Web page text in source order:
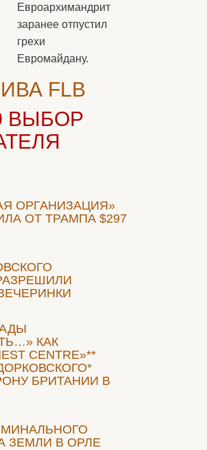
Евроархимандрит
заранее отпустил
грехи
Евромайдану.
FLB
ВЫБОР
ОРГАНИЗАЦИЯ»
ОТ ТРАМПА $297
КАК
CENTRE»**
БРИТАНИИ В
ЗЕМЛИ В ОРЛЕ